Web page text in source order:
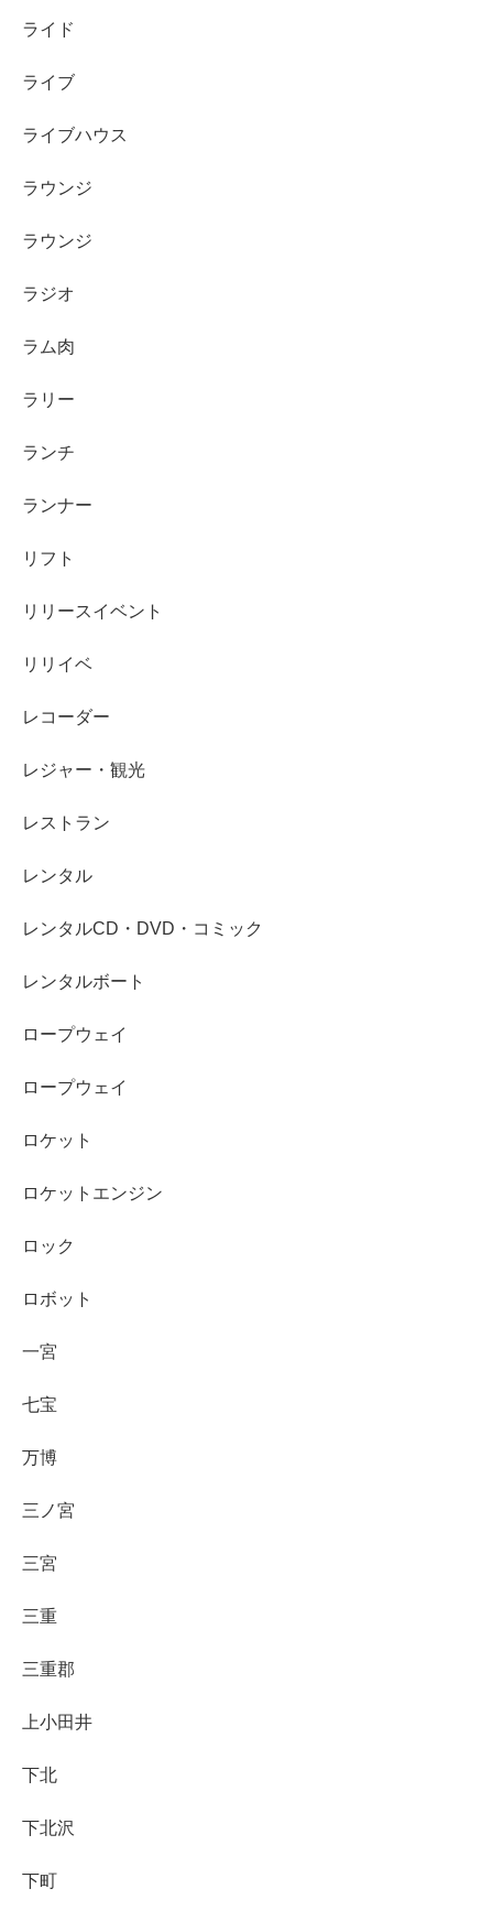
ライド
ライブ
ライブハウス
ラウンジ
ラウンジ
ラジオ
ラム肉
ラリー
ランチ
ランナー
リフト
リリースイベント
リリイベ
レコーダー
レジャー・観光
レストラン
レンタル
レンタルCD・DVD・コミック
レンタルボート
ロープウェイ
ロープウェイ
ロケット
ロケットエンジン
ロック
ロボット
一宮
七宝
万博
三ノ宮
三宮
三重
三重郡
上小田井
下北
下北沢
下町